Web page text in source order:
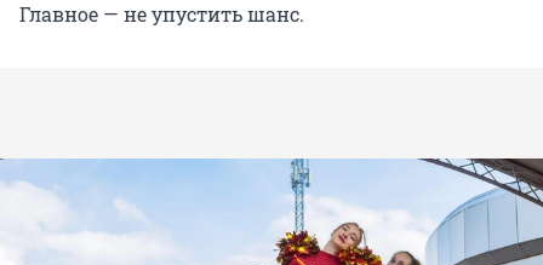
Главное — не упустить шанс.